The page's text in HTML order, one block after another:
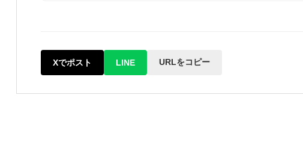
Xでポスト LINE URLをコピー